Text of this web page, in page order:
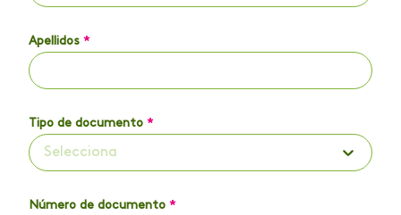
Apellidos *
Tipo de documento *
Selecciona
Número de documento *